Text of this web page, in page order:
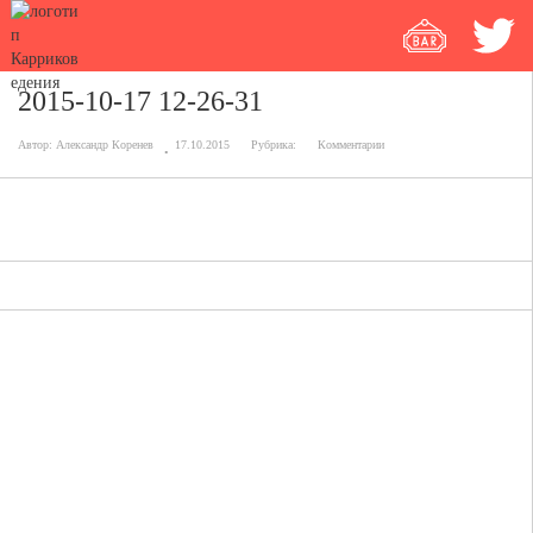
2015-10-17 12-26-31
Автор: Александр Коренев 17.10.2015 Рубрика: Комментарии